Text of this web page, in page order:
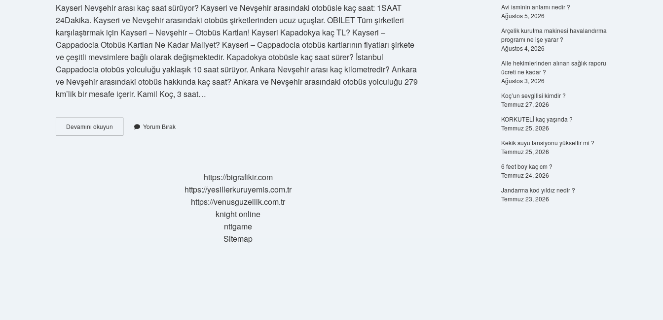
Kayseri Nevşehir arası kaç saat sürüyor? Kayseri ve Nevşehir arasındaki otobüsle kaç saat: 1SAAT
24Dakika. Kayseri ve Nevşehir arasındaki otobüs şirketlerinden ucuz uçuşlar. OBILET Tüm şirketleri
karşılaştırmak için Kayseri – Nevşehir – Otobüs Kartları! Kayseri Kapadokya kaç TL? Kayseri –
Cappadocia Otobüs Kartları Ne Kadar Maliyet? Kayseri – Cappadocia otobüs kartlarının fiyatları şirkete
ve çeşitli mevsimlere bağlı olarak değişmektedir. Kapadokya otobüsle kaç saat sürer? İstanbul
Cappadocia otobüs yolculuğu yaklaşık 10 saat sürüyor. Ankara Nevşehir arası kaç kilometredir? Ankara
ve Nevşehir arasındaki otobüs hakkında kaç saat? Ankara ve Nevşehir arasındaki otobüs yolculuğu 279
km’lik bir mesafe içerir. Kamil Koç, 3 saat…
Devamını okuyun
Nevşehir
Yorum Bırak
https://bigrafikir.com
https://yesillerkuruyemis.com.tr
https://venusguzellik.com.tr
knight online
nttgame
Sitemap
Avi isminin anlamı nedir ?
Ağustos 5, 2026
Arçelik kurutma makinesi havalandırma
programı ne işe yarar ?
Ağustos 4, 2026
Aile hekimlerinden alınan sağlık raporu
ücreti ne kadar ?
Ağustos 3, 2026
Koç’un sevgilisi kimdir ?
Temmuz 27, 2026
KORKUTELİ kaç yaşında ?
Temmuz 25, 2026
Kekik suyu tansiyonu yükseltir mi ?
Temmuz 25, 2026
6 feet boy kaç cm ?
Temmuz 24, 2026
Jandarma kod yıldız nedir ?
Temmuz 23, 2026